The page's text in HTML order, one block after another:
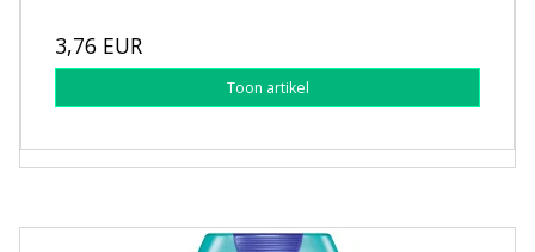
3,76 EUR
Toon artikel